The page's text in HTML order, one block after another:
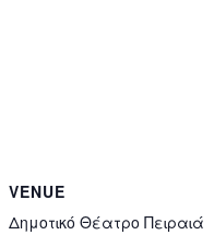
VENUE
Δημοτɩκό Θέατρο Πεɩραɩά